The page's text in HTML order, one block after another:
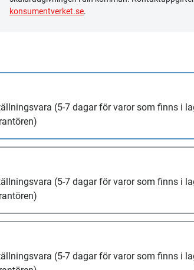
konsumentverket.se.
(5-7 dagar för varor som finns i
(5-7 dagar för varor som finns i
(5-7 dagar för varor som finns i